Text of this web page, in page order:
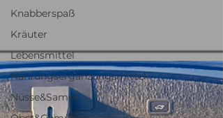
Knabberspaß
Kräuter
Lebensmittel
Nahrungsergänzungsmittel
Nüsse&Samen